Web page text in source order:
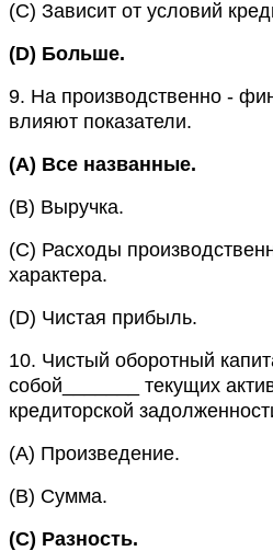
(C) Зависит от условий
(D) Больше.
9. На производственно -
влияют показатели.
(A) Все названные.
(B) Выручка.
(C) Расходы
характера.
(D) Чистая прибыль.
10. Чистый оборотный
собой_______ текущих
кредиторской
(A) Произведение.
(B) Сумма.
(C) Разность.